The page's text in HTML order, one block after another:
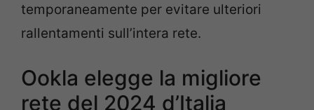
temporaneamente per evitare ulteriori
rallentamenti sull’intera rete.
Ookla elegge la migliore
rete del 2024 d’Italia